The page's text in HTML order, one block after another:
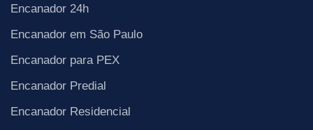
Encanador 24h
Encanador em São Paulo
Encanador para PEX
Encanador Predial
Encanador Residencial